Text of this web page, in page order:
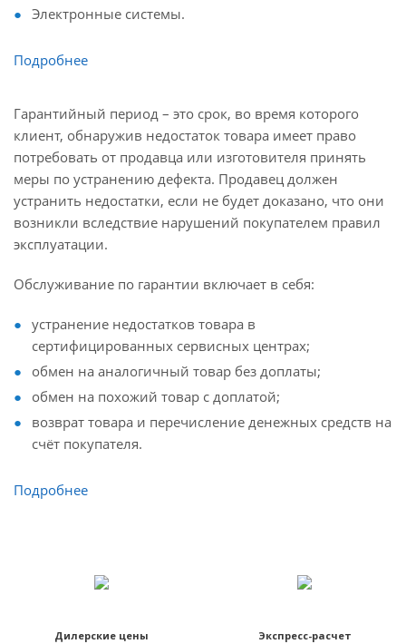
Электронные системы.
Подробнее
Гарантийный период – это срок, во время которого
клиент, обнаружив недостаток товара имеет право
потребовать от продавца или изготовителя принять
меры по устранению дефекта. Продавец должен
устранить недостатки, если не будет доказано, что они
возникли вследствие нарушений покупателем правил
эксплуатации.
Обслуживание по гарантии включает в себя:
устранение недостатков товара в
сертифицированных сервисных центрах;
обмен на аналогичный товар без доплаты;
обмен на похожий товар с доплатой;
возврат товара и перечисление денежных средств на
счёт покупателя.
Подробнее
Дилерские цены
Экспресс-расчет